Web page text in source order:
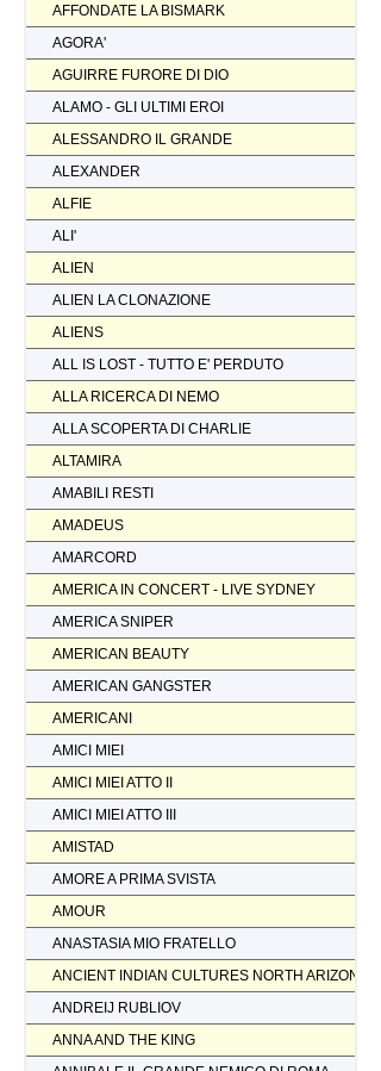
AFFONDATE LA BISMARK
AGORA'
AGUIRRE FURORE DI DIO
ALAMO - GLI ULTIMI EROI
ALESSANDRO IL GRANDE
ALEXANDER
ALFIE
ALI'
ALIEN
ALIEN LA CLONAZIONE
ALIENS
ALL IS LOST - TUTTO E' PERDUTO
ALLA RICERCA DI NEMO
ALLA SCOPERTA DI CHARLIE
ALTAMIRA
AMABILI RESTI
AMADEUS
AMARCORD
AMERICA IN CONCERT - LIVE SYDNEY
AMERICA SNIPER
AMERICAN BEAUTY
AMERICAN GANGSTER
AMERICANI
AMICI MIEI
AMICI MIEI ATTO II
AMICI MIEI ATTO III
AMISTAD
AMORE A PRIMA SVISTA
AMOUR
ANASTASIA MIO FRATELLO
ANCIENT INDIAN CULTURES NORTH ARIZONA
ANDREIJ RUBLIOV
ANNA AND THE KING